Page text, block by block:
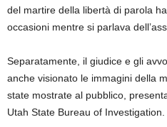
del martire della libertà di parola
occasioni mentre si parlava
Separatamente, il giudice e gli
anche visionato le immagini della
state mostrate al pubblico,
Utah State Bureau of Investigation.